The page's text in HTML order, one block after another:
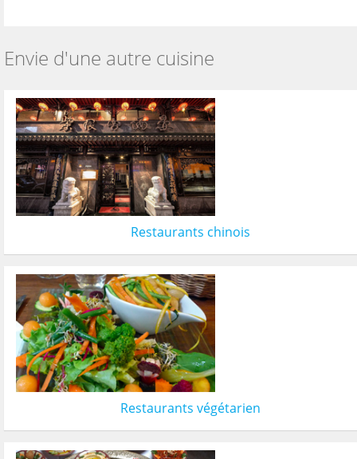
Envie d'une autre cuisine
Restaurants chinois
Restaurants végétarien